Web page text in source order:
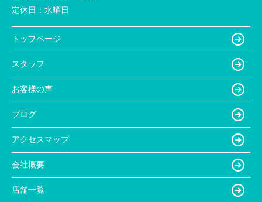
定休日： 水曜日
トップページ
スタッフ
お客様の声
ブログ
アクセスマップ
会社概要
店舗一覧